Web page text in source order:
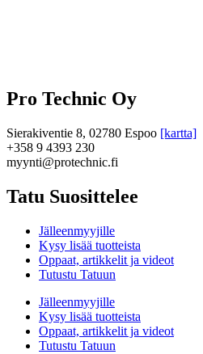
Pro Technic Oy
Sierakiventie 8, 02780 Espoo [kartta]
+358 9 4393 230
myynti@protechnic.fi
Tatu Suosittelee
Jälleenmyyjille
Kysy lisää tuotteista
Oppaat, artikkelit ja videot
Tutustu Tatuun
Jälleenmyyjille
Kysy lisää tuotteista
Oppaat, artikkelit ja videot
Tutustu Tatuun